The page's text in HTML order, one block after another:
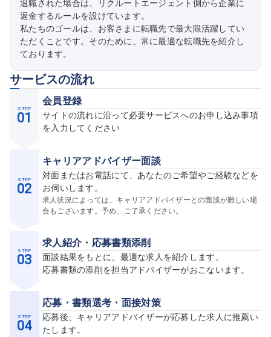
退職された場合は、リクルートエージェント側から企業に
返金するルールを設けています。
私たちのゴールは、お客さまに転職先で最大限活躍してい
ただくことです。そのために、常に最適な転職先を紹介し
ております。
サービスの流れ
STEP
01
会員登録
サイトの流れに沿って必要サービスへのお申し込み事項
を入力してください
STEP
02
キャリアアドバイザー面談
対面またはお電話にて、あなたのご希望やご経験などを
お伺いします。
求人状況によっては、キャリアアドバイザーとの面談が難しい場
合もございます。予め、ご了承ください。
STEP
03
求人紹介・応募書類添削
面談結果をもとに、最適な求人を紹介します。
応募書類の添削を担当アドバイザーがおこないます。
STEP
04
応募・書類選考・面接対策
応募後、キャリアアドバイザーが応募した求人に推薦い
たします。